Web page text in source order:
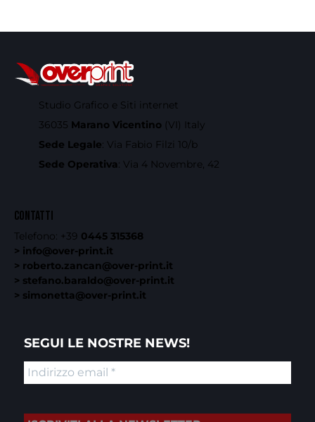
Studio Grafico e Siti internet
36035 Marano Vicentino (VI) Italy
Sede Legale: Via Fabio Filzi 10/b
Sede Operativa: Via 4 Novembre, 42
CONTATTI
Telefono: +39 0445 315368
> info@over-print.it
> roberto.zancan@over-print.it
> stefano.baraldo@over-print.it
> simonetta@over-print.it
SEGUI LE NOSTRE NEWS!